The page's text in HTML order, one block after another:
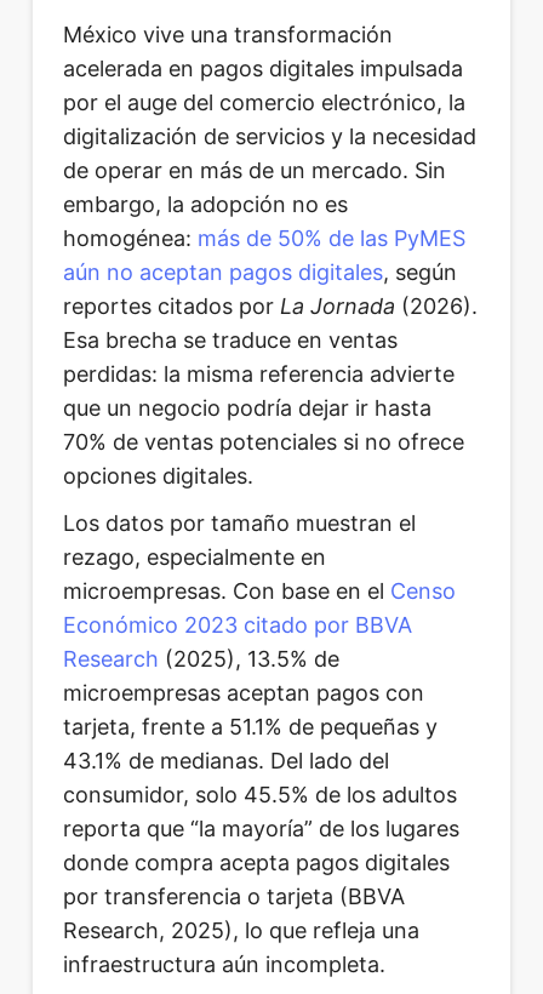
México vive una transformación
acelerada en pagos digitales impulsada
por el auge del comercio electrónico, la
digitalización de servicios y la necesidad
de operar en más de un mercado. Sin
embargo, la adopción no es
homogénea: más de 50% de las PyMES
aún no aceptan pagos digitales, según
reportes citados por La Jornada (2026).
Esa brecha se traduce en ventas
perdidas: la misma referencia advierte
que un negocio podría dejar ir hasta
70% de ventas potenciales si no ofrece
opciones digitales.
Los datos por tamaño muestran el
rezago, especialmente en
microempresas. Con base en el Censo
Económico 2023 citado por BBVA
Research (2025), 13.5% de
microempresas aceptan pagos con
tarjeta, frente a 51.1% de pequeñas y
43.1% de medianas. Del lado del
consumidor, solo 45.5% de los adultos
reporta que “la mayoría” de los lugares
donde compra acepta pagos digitales
por transferencia o tarjeta (BBVA
Research, 2025), lo que refleja una
infraestructura aún incompleta.